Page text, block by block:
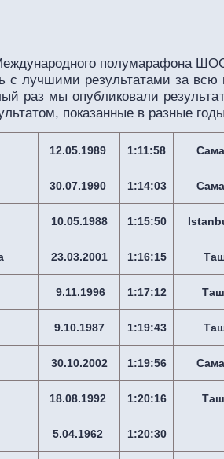
полумарафона
с лучшими результатами за всю
раз мы опубликовали
показанные в разные
12.05.1989 1:11:58
30.07.1990 1:14:03
10.05.1988 1:15:50
23.03.2001 1:16:15
9.11.1996 1:17:12
9.10.1987 1:19:43
30.10.2002 1:19:56
18.08.1992 1:20:16
5.04.1962 1:20:30